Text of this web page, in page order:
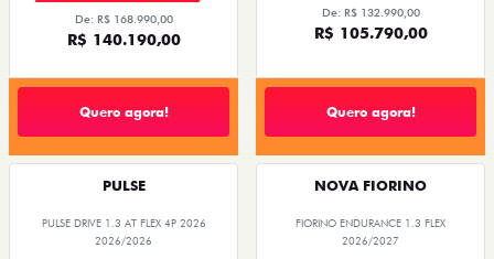
De: R$ 168.990,00
R$ 140.190,00
Quero agora!
De: R$ 132.990,00
R$ 105.790,00
Quero agora!
PULSE
PULSE DRIVE 1.3 AT FLEX 4P 2026
2026/2026
NOVA FIORINO
FIORINO ENDURANCE 1.3 FLEX
2026/2027